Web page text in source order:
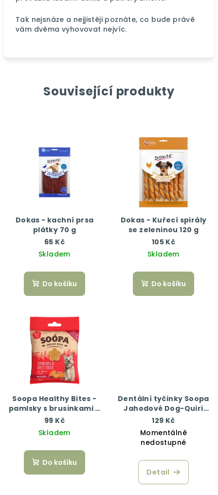
Tak nejsnáze a nejjistěji poznáte, co bude právě
vám dvěma vyhovovat nejvíc.
Související produkty
Dokas - kachní prsa
plátky 70 g
65 Kč
Skladem
Do košíku
Dokas - Kuřecí spirály
se zeleninou 120 g
105 Kč
Skladem
Do košíku
Soopa Healthy Bites -
pamlsky s brusinkami a
batáty 50 g
99 Kč
Skladem
Do košíku
Dentální tyčinky Soopa
Jahodové Dog-Quiri
100 g
129 Kč
Momentálně
nedostupné
Detail